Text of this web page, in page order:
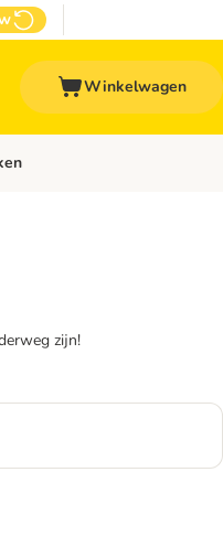
Winkelwagen
Top Deals
zijn!